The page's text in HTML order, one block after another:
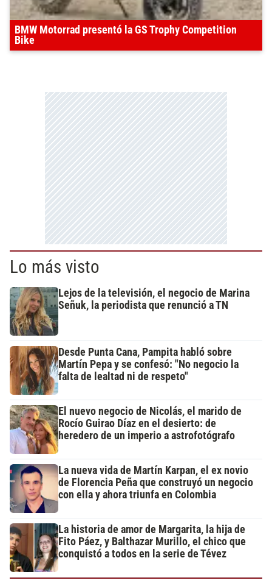
BMW Motorrad presentó la GS Trophy Competition
Bike
Lo más visto
Lejos de la televisión, el negocio de Marina
Señuk, la periodista que renunció a TN
Desde Punta Cana, Pampita habló sobre
Martín Pepa y se confesó: "No negocio la
falta de lealtad ni de respeto"
El nuevo negocio de Nicolás, el marido de
Rocío Guirao Díaz en el desierto: de
heredero de un imperio a astrofotógrafo
La nueva vida de Martín Karpan, el ex novio
de Florencia Peña que construyó un negocio
con ella y ahora triunfa en Colombia
La historia de amor de Margarita, la hija de
Fito Páez, y Balthazar Murillo, el chico que
conquistó a todos en la serie de Tévez